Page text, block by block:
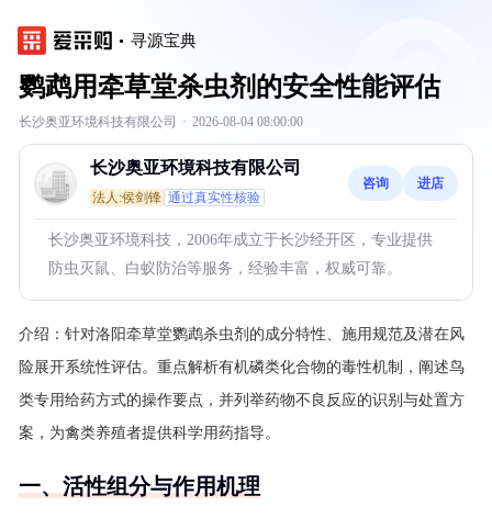
寻源宝典
鹦鹉用牵草堂杀虫剂的安全性能评估
长沙奥亚环境科技有限公司 · 2026-08-04 08:00:00
长沙奥亚环境科技有限公司
法人:侯剑锋 通过真实性核验
咨询 进店
长沙奥亚环境科技，2006年成立于长沙经开区，专业提供
防虫灭鼠、白蚁防治等服务，经验丰富，权威可靠。
介绍： 针对洛阳牵草堂鹦鹉杀虫剂的成分特性、施用规范及潜在风
险展开系统性评估。重点解析有机磷类化合物的毒性机制，阐述鸟
类专用给药方式的操作要点，并列举药物不良反应的识别与处置方
案，为禽类养殖者提供科学用药指导。
一、活性组分与作用机理